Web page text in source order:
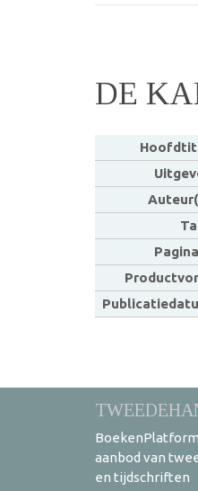
DE
aanbod van
en tijdschriften